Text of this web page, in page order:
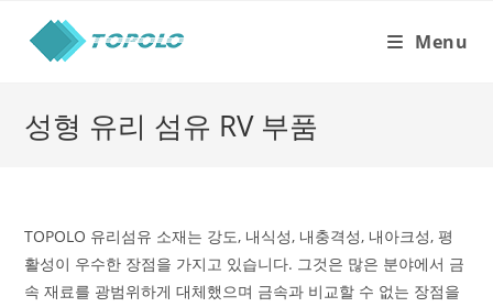
content
Menu
성형 유리 섬유 RV 부품
TOPOLO 유리섬유 소재는 강도, 내식성, 내충격성, 내아크성, 평
활성이 우수한 장점을 가지고 있습니다. 그것은 많은 분야에서 금
속 재료를 광범위하게 대체했으며 금속과 비교할 수 없는 장점을